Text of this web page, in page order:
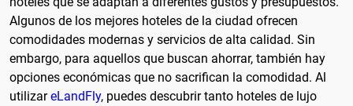
Algunos de los mejores hoteles de la ciudad ofrecen
comodidades modernas y servicios de alta calidad. Sin
embargo, para aquellos que buscan ahorrar, también hay
opciones económicas que no sacrifican la comodidad. Al
utilizareLandFly, puedes descubrir tanto hoteles de lujo